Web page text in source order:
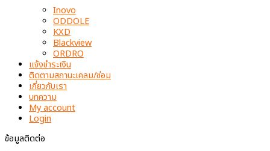
Inovo
ODDOLE
KXD
Blackview
ORDRO
แจ้งชำระเงิน
ติดตามสถานะเคลม/ซ่อม
เกี่ยวกับเรา
บทความ
My account
Login
ข้อมูลติดต่อ